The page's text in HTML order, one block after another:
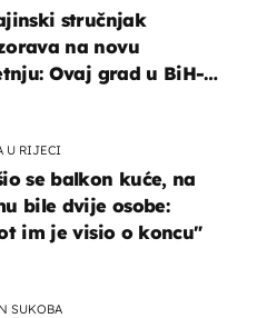
stručnjak
na novu
Ovaj grad u BiH-u
U RIJECI
se balkon kuće, na
bile dvije osobe:
im je visio o koncu"
SUKOBA